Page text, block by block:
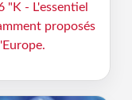
"K - L'essentiel
proposés